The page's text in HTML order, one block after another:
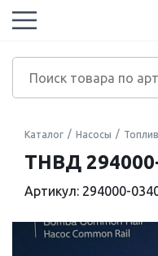
Каталог Насосы
ТНВД
Артикул: 294000-